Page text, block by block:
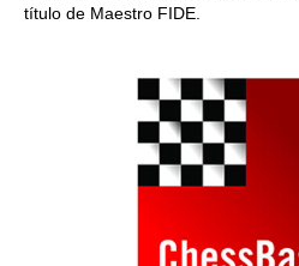
título de Maestro FIDE.